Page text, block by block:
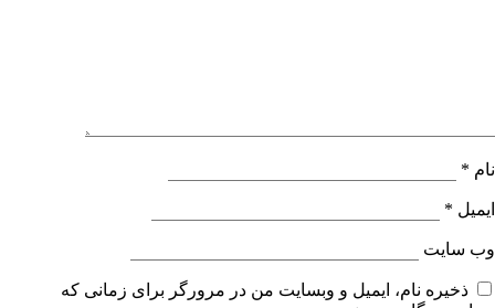
نام *
ایمیل *
وب‌ سایت
ذخیره نام، ایمیل و وبسایت من در مرورگر برای زمانی که